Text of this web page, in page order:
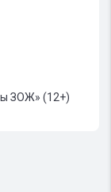
ЗОЖ» (12+)